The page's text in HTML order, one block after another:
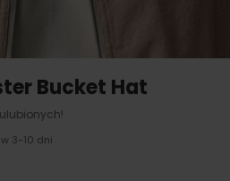
Bucket Hat
3-10 dni